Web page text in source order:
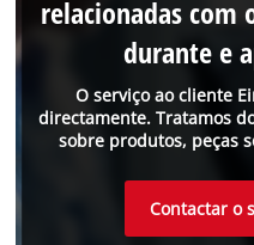
O serviço ao cliente
directamente. Tratamos
sobre produtos, peças
relacionadas com
durante e
Contactar o